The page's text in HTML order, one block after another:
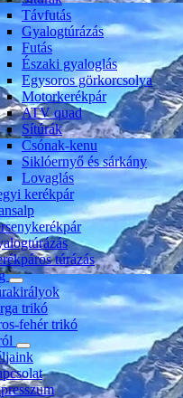
Távfutás
Gyalogtúrázás
Futás
Északi gyaloglás
Egysoros görkorcsolya
Motorkerékpár
ATV quad
Sítúrák
Csónak-kenu
Siklóernyő és sárkány
Lovaglás
kerékpár
túrázás
trikó
fehér trikó